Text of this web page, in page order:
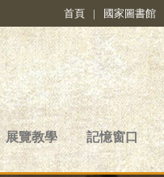
首頁 | 國家圖書館
展覽教學 記憶窗口